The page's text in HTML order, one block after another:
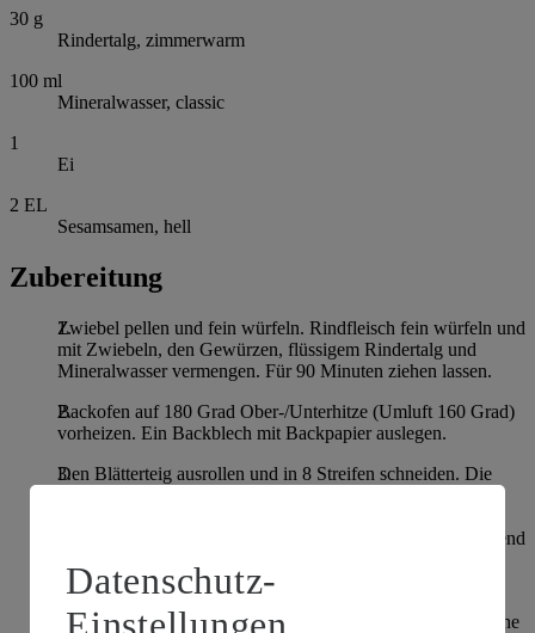
30 g
Rindertalg, zimmerwarm
100 ml
Mineralwasser, classic
1
Ei
2 EL
Sesamsamen, hell
Zubereitung
Zwiebel pellen und fein würfeln. Rindfleisch fein würfeln und
mit Zwiebeln, den Gewürzen, flüssigem Rindertalg und
Mineralwasser vermengen. Für 90 Minuten ziehen lassen.
Backofen auf 180 Grad Ober-/Unterhitze (Umluft 160 Grad)
vorheizen. Ein Backblech mit Backpapier auslegen.
Den Blätterteig ausrollen und in 8 Streifen schneiden. Die
einschlagen und mit den Fingern festdrücken. Mit ausreichend
Ei verquirlen und die Teigtaschen damit bestreichen. Mit
Sesam bestreuen und für 30-40 Minuten auf mittlerer Schiene
Datenschutz-
Einstellungen